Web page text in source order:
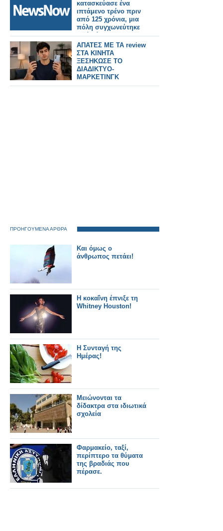
κατασκεύασε ένα
ιπτάμενο τρένο πριν
από 125 χρόνια, μια
πόλη συγχωνεύτηκε
από κάτω του.
ΑΠΑΤΕΣ ΜΕ ΤΑ review
ΣΤΑ ΚΙΝΗΤΑ
ΞΕΣΗΚΩΣΕ ΤΟ
ΔΙΑΔΙΚΤΥΟ-
ΜΑΡΚΕΤΙΝΓΚ
ΓΕΜΑΤΑ ΨΕΜΑΤΑ
ΠΡΟΗΓΟΥΜΕΝΑ ΑΡΘΡΑ
Και όμως ο
άνθρωπος πετάει!
Η κοκαΐνη έπνιξε τη
Whitney Houston!
Η Συνταγή της
Ημέρας!
Μειώνονται τα
δίδακτρα στα ιδιωτικά
σχολεία
Φαρμακείο, ταξί,
περίπτερο τα θύματα
της βραδιάς που
πέρασε.